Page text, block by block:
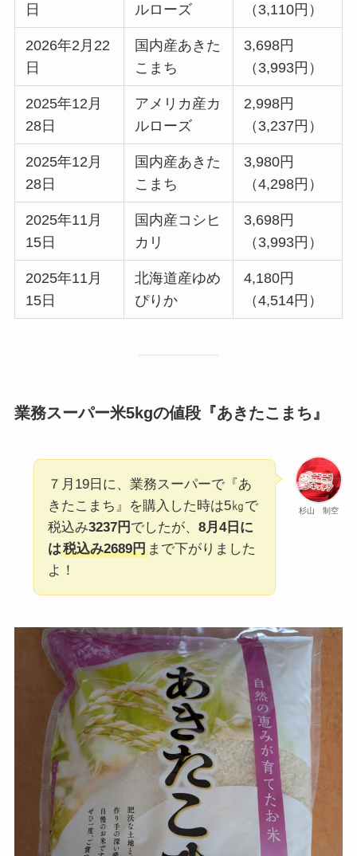
日
ルローズ
（3,110円）
2026年2月22
日
国内産あきた
こまち
3,698円
（3,993円）
2025年12月
28日
アメリカ産カ
ルローズ
2,998円
（3,237円）
2025年12月
28日
国内産あきた
こまち
3,980円
（4,298円）
2025年11月
15日
国内産コシヒ
カリ
3,698円
（3,993円）
2025年11月
15日
北海道産ゆめ
ぴりか
4,180円
（4,514円）
業務スーパー米5kgの値段『あきたこまち』
杉山 制空
７月19日に、業務スーパーで『あ
きたこまち』を購入した時は5㎏で
税込み3237円 でしたが、 8月4日に
は税込み2689円まで下がりました
よ！